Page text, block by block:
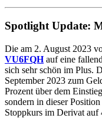
Spotlight Update:
Die am 2. August 2023
VU6FQHauf eine
sich sehr schön im Plus.
September 2023 zum
Prozent über dem
sondern in dieser
Stoppkurs im Derivat auf